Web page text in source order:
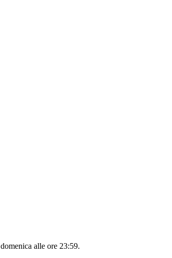
domenica alle ore 23:59.